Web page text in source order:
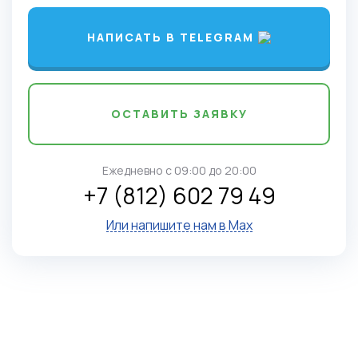
НАПИСАТЬ В TELEGRAM
ОСТАВИТЬ ЗАЯВКУ
Ежедневно c 09:00 до 20:00
+7 (812) 602 79 49
Или напишите нам в Max